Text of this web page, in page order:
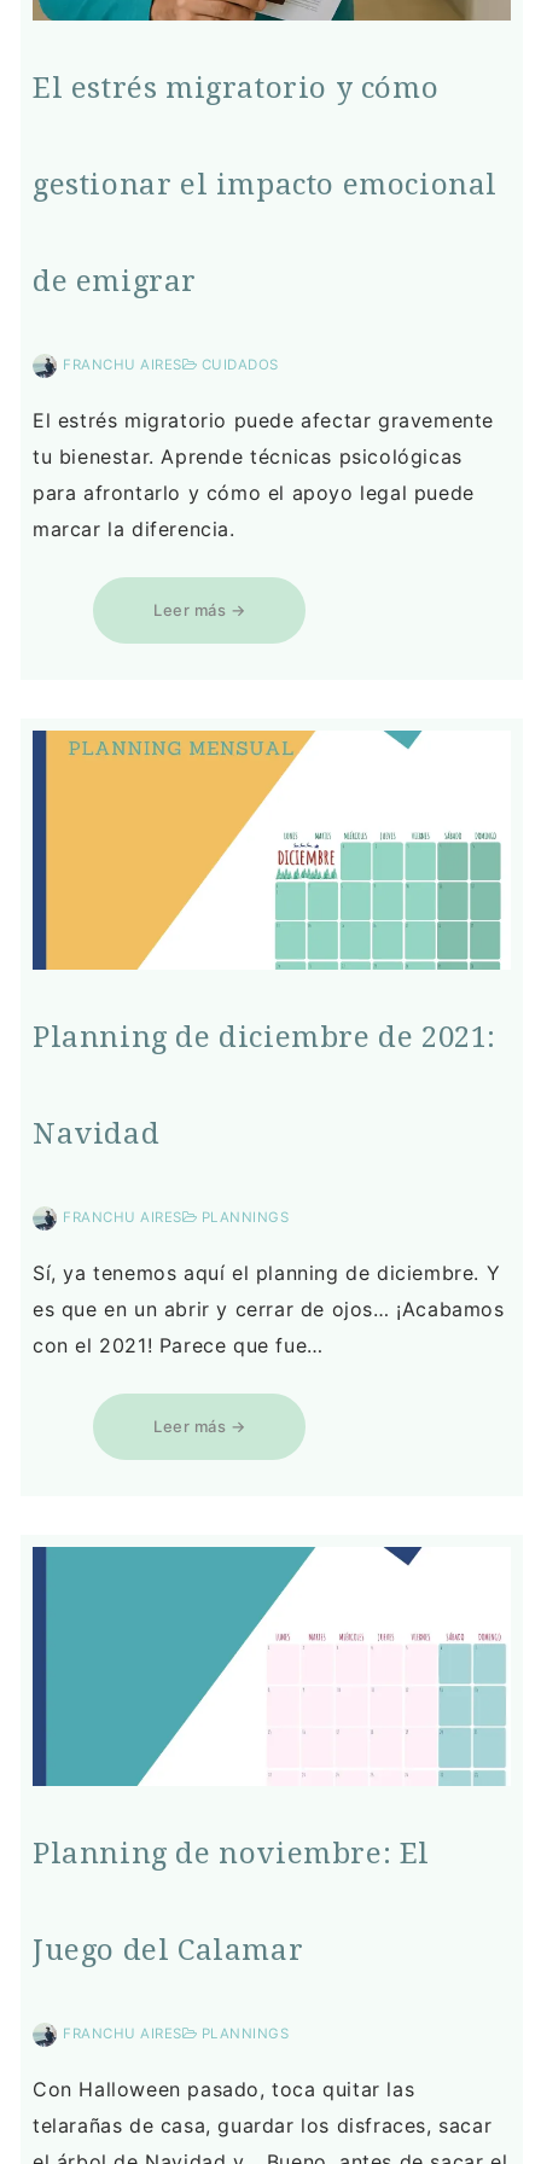
El estrés migratorio y cómo
gestionar el impacto emocional
de emigrar
FRANCHU AIRES CUIDADOS
El estrés migratorio puede afectar gravemente
tu bienestar. Aprende técnicas psicológicas
para afrontarlo y cómo el apoyo legal puede
marcar la diferencia.
Leer más →
Planning de diciembre de 2021:
Navidad
FRANCHU AIRES PLANNINGS
Sí, ya tenemos aquí el planning de diciembre. Y
es que en un abrir y cerrar de ojos… ¡Acabamos
con el 2021! Parece que fue…
Leer más →
Planning de noviembre: El
Juego del Calamar
FRANCHU AIRES PLANNINGS
Con Halloween pasado, toca quitar las
telarañas de casa, guardar los disfraces, sacar